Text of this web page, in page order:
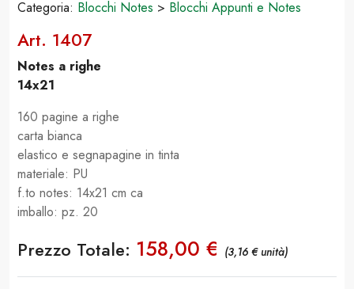
Categoria: Blocchi Notes > Blocchi Appunti e Notes
Art. 1407
Notes a righe
14x21
160 pagine a righe
carta bianca
elastico e segnapagine in tinta
materiale: PU
f.to notes: 14x21 cm ca
imballo: pz. 20
Prezzo Totale: 158,00 € (3,16 € unità)